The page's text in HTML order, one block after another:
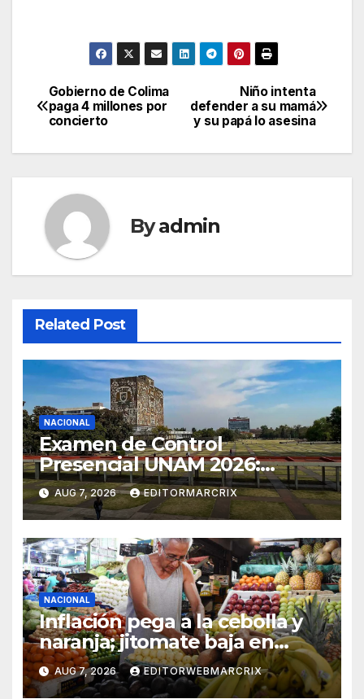
Post
navigation
Niño intenta
defender a su mamá
y su papá lo asesina
Gobierno de Colima
paga 4 millones por
concierto
Byadmin
Related Post
NACIONAL
Examen de Control
Presencial UNAM 2026:
aspirantes ya pueden
consultar fecha, sede y
horario
AUG 7, 2026 EDITORMARCRIX
NACIONAL
Inflación pega a la cebolla y
naranja; jitomate baja en
México
AUG 7, 2026 EDITORWEBMARCRIX